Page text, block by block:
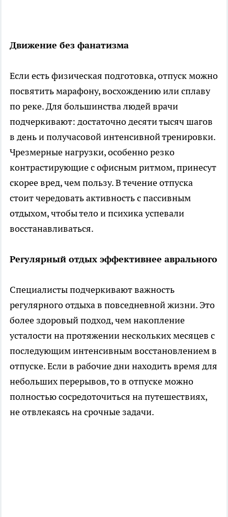
Движение без фанатизма
Если есть физическая подготовка, отпуск можно
посвятить марафону, восхождению или сплаву
по реке. Для большинства людей врачи
подчеркивают: достаточно десяти тысяч шагов
в день и получасовой интенсивной тренировки.
Чрезмерные нагрузки, особенно резко
контрастирующие с офисным ритмом, принесут
скорее вред, чем пользу. В течение отпуска
стоит чередовать активность с пассивным
отдыхом, чтобы тело и психика успевали
восстанавливаться.
Регулярный отдых эффективнее аврального
Специалисты подчеркивают важность
регулярного отдыха в повседневной жизни. Это
более здоровый подход, чем накопление
усталости на протяжении нескольких месяцев с
последующим интенсивным восстановлением в
отпуске. Если в рабочие дни находить время для
небольших перерывов, то в отпуске можно
полностью сосредоточиться на путешествиях,
не отвлекаясь на срочные задачи.